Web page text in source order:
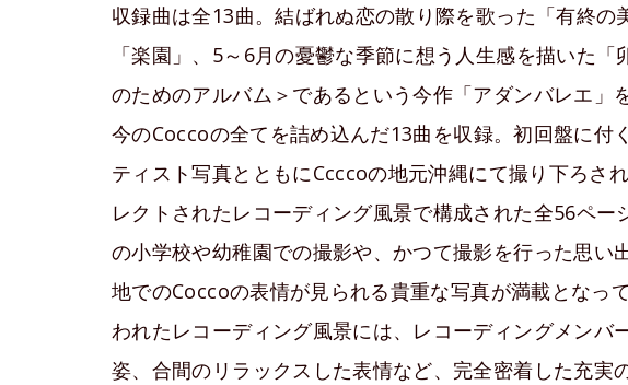
収録曲は全13曲。結ばれぬ恋の散り際を歌った「有終の
「楽園」、5～6月の憂鬱な季節に想う人生感を描いた
のためのアルバム＞であるという今作「アダンバレエ」
今のCoccoの全てを詰め込んだ13曲を収録。初回盤に付
ティスト写真とともにCcccoの地元沖縄にて撮り下ろさ
レクトされたレコーディング風景で構成された全56ペー
の小学校や幼稚園での撮影や、かつて撮影を行った思い
地でのCoccoの表情が見られる貴重な写真が満載となっ
われたレコーディング風景には、レコーディングメンバ
姿、合間のリラックスした表情など、完全密着した充実